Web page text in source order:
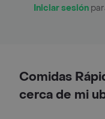
Iniciar sesión
Comidas
cerca de mi